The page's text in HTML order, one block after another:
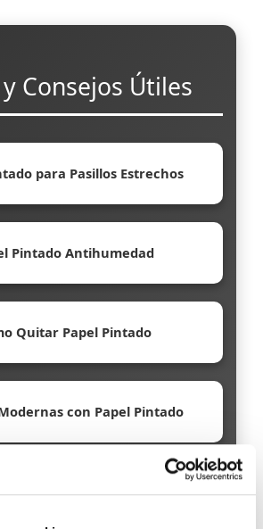
Consejos Útiles
para Pasillos Estrechos
Pintado Antihumedad
Quitar Papel Pintado
con Papel Pintado
Pintado Ecológico